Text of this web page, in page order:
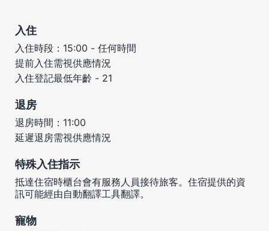
入住
入住時段：15:00 - 任何時間
提前入住需視供應情況
入住登記最低年齡 - 21
退房
退房時間：11:00
延遲退房需視供應情況
特殊入住指示
抵達住宿時櫃台會有服務人員接待旅客。住宿提供的資
訊可能經由自動翻譯工具翻譯。
寵物